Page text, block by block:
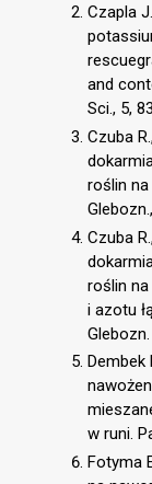
Czapla
and
Sci., 5,
Czuba
roślin
Czuba
roślin
i azotu
Dembek
w runi.
Fotyma